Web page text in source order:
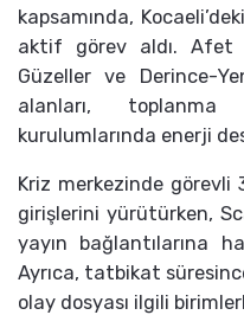
kapsamında,
aktif görev aldı. Afet
Güzeller ve Derince-
alanları,
kurulumlarında enerji
Kriz merkezinde görevli
girişlerini yürütürken,
yayın bağlantılarına
Ayrıca, tatbikat
olay dosyası ilgili